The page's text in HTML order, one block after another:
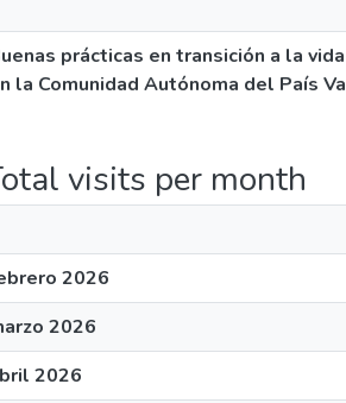
prácticas en transición a la
la Comunidad Autónoma del País
visits per month
2026
2026
2026